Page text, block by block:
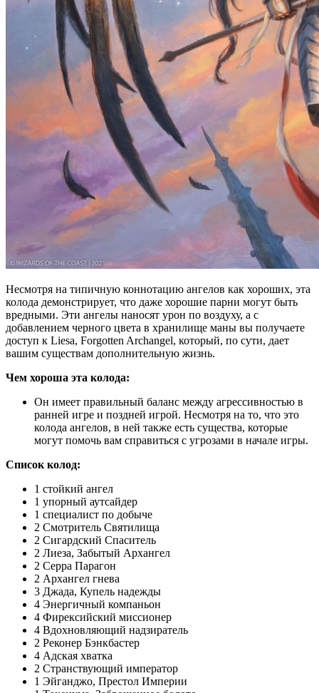
Несмотря на типичную коннотацию ангелов как хороших, эта
колода демонстрирует, что даже хорошие парни могут быть
вредными. Эти ангелы наносят урон по воздуху, а с
добавлением черного цвета в хранилище маны вы получаете
доступ к Liesa, Forgotten Archangel, который, по сути, дает
вашим существам дополнительную жизнь.
Чем хороша эта колода:
Он имеет правильный баланс между агрессивностью в
ранней игре и поздней игрой. Несмотря на то, что это
колода ангелов, в ней также есть существа, которые
могут помочь вам справиться с угрозами в начале игры.
Список колод:
1 стойкий ангел
1 упорный аутсайдер
1 специалист по добыче
2 Смотритель Святилища
2 Сигардский Спаситель
2 Лиеза, Забытый Архангел
2 Серра Парагон
2 Архангел гнева
3 Джада, Купель надежды
4 Энергичный компаньон
4 Фирексийский миссионер
4 Вдохновляющий надзиратель
2 Реконер Бэнкбастер
4 Адская хватка
2 Странствующий император
1 Эйганджо, Престол Империи